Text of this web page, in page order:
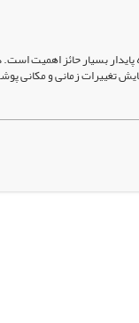
بسیار حائز اهمیت‌
تغییرات زمانی و مکانی